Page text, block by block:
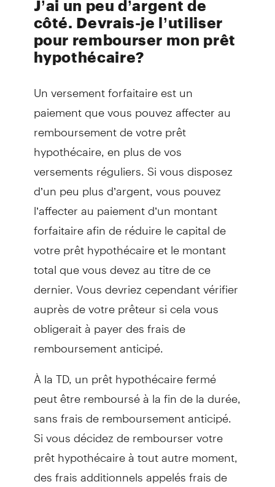
J’ai un peu d’argent de
côté. Devrais-je l’utiliser
pour rembourser mon prêt
hypothécaire?
Un versement forfaitaire est un
paiement que vous pouvez affecter au
remboursement de votre prêt
hypothécaire, en plus de vos
versements réguliers. Si vous disposez
d’un peu plus d’argent, vous pouvez
l’affecter au paiement d’un montant
forfaitaire afin de réduire le capital de
votre prêt hypothécaire et le montant
total que vous devez au titre de ce
dernier. Vous devriez cependant vérifier
auprès de votre prêteur si cela vous
obligerait à payer des frais de
remboursement anticipé.
À la TD, un prêt hypothécaire fermé
peut être remboursé à la fin de la durée,
sans frais de remboursement anticipé.
Si vous décidez de rembourser votre
prêt hypothécaire à tout autre moment,
des frais additionnels appelés frais de